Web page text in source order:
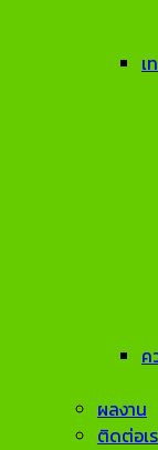
เ
ค
ผลงาน
ติดต่อเ